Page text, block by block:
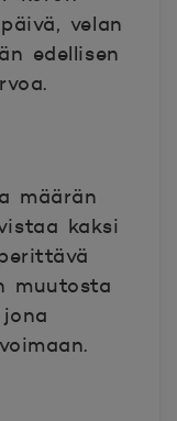
velan
edellisen
määrän
kaksi
muutosta